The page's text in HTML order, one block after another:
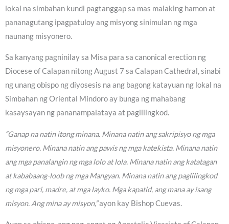
lokal na simbahan kundi pagtanggap sa mas malaking hamon at
pananagutang ipagpatuloy ang misyong sinimulan ng mga
naunang misyonero.
Sa kanyang pagninilay sa Misa para sa canonical erection ng
Diocese of Calapan nitong August 7 sa Calapan Cathedral, sinabi
ng unang obispo ng diyosesis na ang bagong katayuan ng lokal na
Simbahan ng Oriental Mindoro ay bunga ng mahabang
kasaysayan ng pananampalataya at paglilingkod.
“Ganap na natin itong minana. Minana natin ang sakripisyo ng mga
misyonero. Minana natin ang pawis ng mga katekista. Minana natin
ang mga panalangin ng mga lolo at lola. Minana natin ang katatagan
at kababaang-loob ng mga Mangyan. Minana natin ang paglilingkod
ng mga pari, madre, at mga layko. Mga kapatid, ang mana ay isang
misyon. Ang mina ay misyon,”ayon kay Bishop Cuevas.